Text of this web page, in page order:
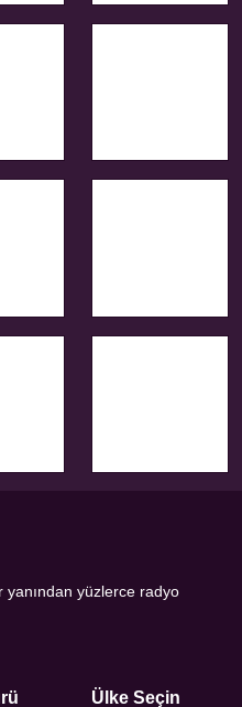
yanından yüzlerce radyo
Ülke Seçin